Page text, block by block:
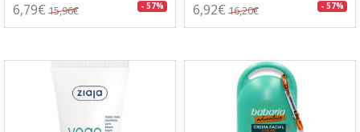
6,79€ 15,96€ - 57% 6,92€ 16,20€ - 57%